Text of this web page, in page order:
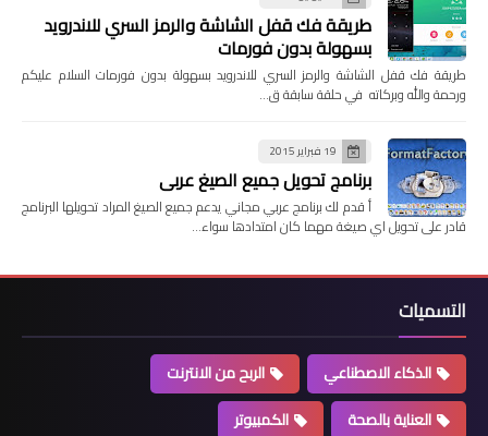
طريقة فك قفل الشاشة والرمز السري للاندرويد
بسهولة بدون فورمات
طريقة فك قفل الشاشة والرمز السري للاندرويد بسهولة بدون فورمات السلام عليكم
ورحمة والله وبركاته في حلقة سابقة ق…
19 فبراير 2015
برنامج تحويل جميع الصيغ عربي
أ قدم لك برنامج عربي مجاني يدعم جميع الصيغ المراد تحويلها البرنامج
قادر على تحويل اي صيغة مهما كان امتدادها سواء…
التسميات
الذكاء الاصطناعي
الربح من الانترنت
العناية بالصحة
الكمبيوتر